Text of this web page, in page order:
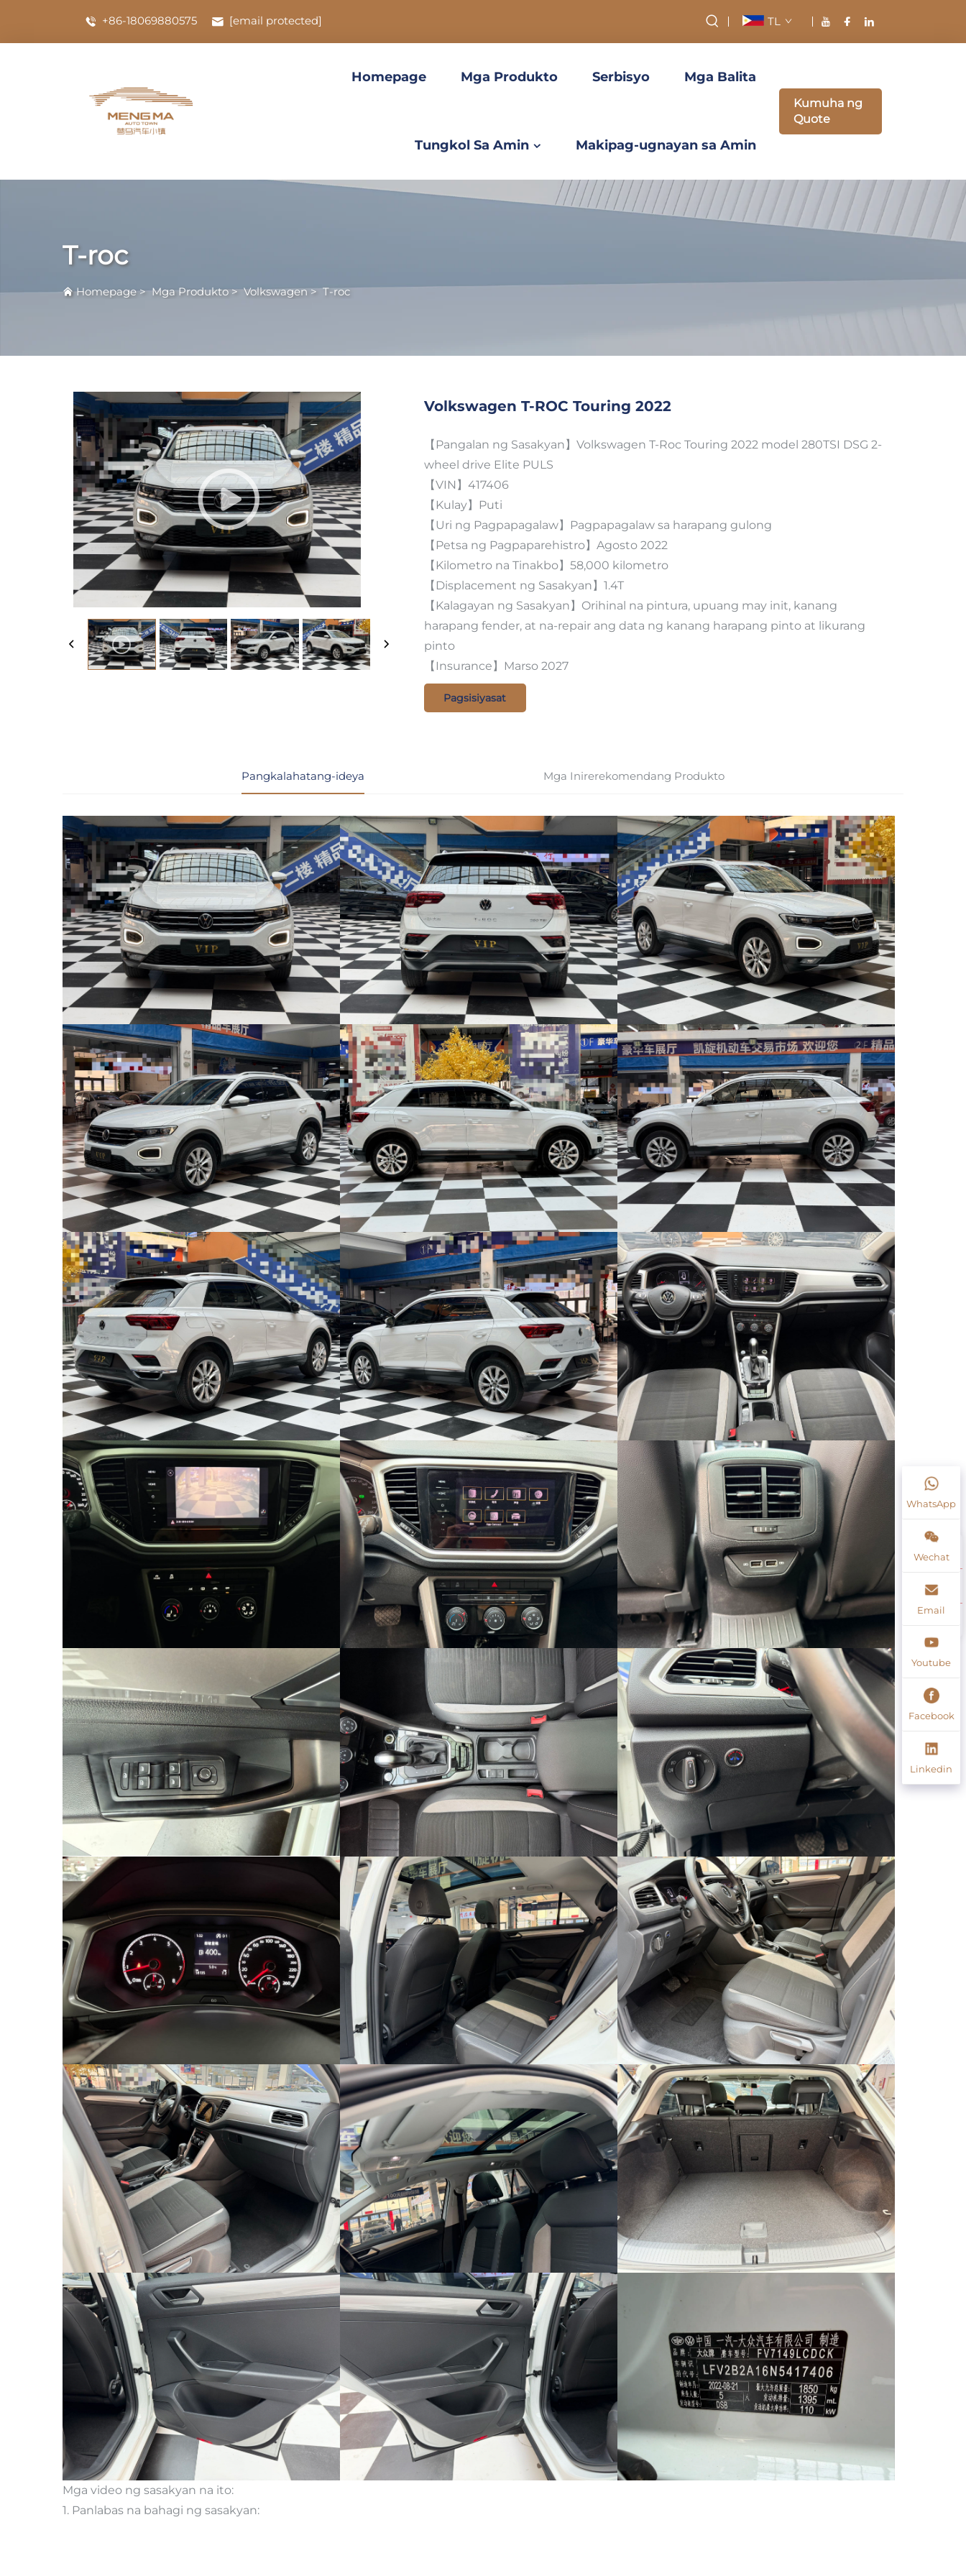
+86-18069880575 [email protected] TL
Homepage Mga Produkto Serbisyo Mga Balita
Tungkol Sa Amin Makipag-ugnayan sa Amin
Kumuha ng
Quote
T-roc
Homepage>Mga Produkto>Volkswagen>T-roc
Volkswagen T-ROC Touring 2022
【Pangalan ng Sasakyan】Volkswagen T-Roc Touring 2022 model 280TSI DSG 2-
wheel drive Elite PULS
【VIN】417406
【Kulay】Puti
【Uri ng Pagpapagalaw】Pagpapagalaw sa harapang gulong
【Petsa ng Pagpaparehistro】Agosto 2022
【Kilometro na Tinakbo】58,000 kilometro
【Displacement ng Sasakyan】1.4T
【Kalagayan ng Sasakyan】Orihinal na pintura, upuang may init, kanang
harapang fender, at na-repair ang data ng kanang harapang pinto at likurang
pinto
【Insurance】Marso 2027
Pagsisiyasat
Pangkalahatang-ideya Mga Inirerekomendang Produkto
Mga video ng sasakyan na ito:
1. Panlabas na bahagi ng sasakyan:
WhatsApp
Wechat
Email
Youtube
Facebook
Linkedin